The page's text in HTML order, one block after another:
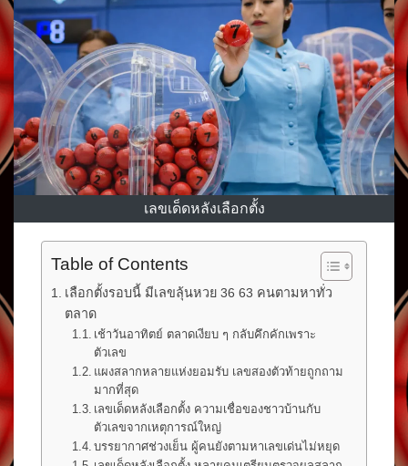
เลขเด็ดหลังเลือกตั้ง
Table of Contents
เลือกตั้งรอบนี้ มีเลขลุ้นหวย 36 63 คนตามหาทั่ว
ตลาด
เช้าวันอาทิตย์ ตลาดเงียบ ๆ กลับคึกคักเพราะ
ตัวเลข
แผงสลากหลายแห่งยอมรับ เลขสองตัวท้ายถูกถาม
มากที่สุด
เลขเด็ดหลังเลือกตั้ง ความเชื่อของชาวบ้านกับ
ตัวเลขจากเหตุการณ์ใหญ่
บรรยากาศช่วงเย็น ผู้คนยังตามหาเลขเด่นไม่หยุด